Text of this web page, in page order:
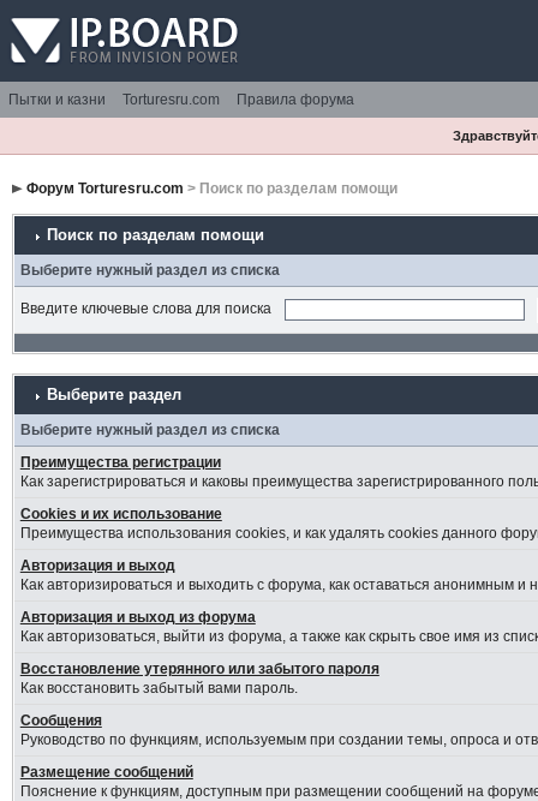
Пытки и казни Torturesru.com Правила форума
Форум Torturesru.com > Поиск по разделам помощи
Поиск по разделам помощи
Выберите нужный раздел из списка
Введите ключевые слова для поиска
Выберите раздел
Выберите нужный раздел из списка
Преимущества регистрации
Как зарегистрироваться и каковы преимущества зарегистрированного
Cookies и их использование
Преимущества использования cookies, и как удалять cookies данного
Авторизация и выход
Как авторизироваться и выходить с форума, как оставаться анонимным
Авторизация и выход из форума
Как авторизоваться, выйти из форума, а также как скрыть свое имя из
Восстановление утерянного или забытого пароля
Как восстановить забытый вами пароль.
Сообщения
Руководство по функциям, используемым при создании темы, опроса и
Размещение сообщений
Пояснение к функциям, доступным при размещении сообщений на